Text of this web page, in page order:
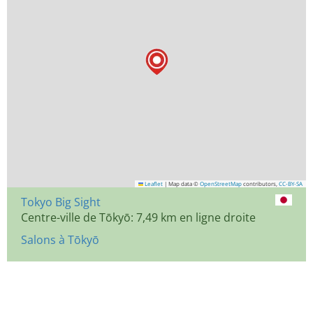
Leaflet | Map data © OpenStreetMap contributors, CC-BY-SA
Tokyo Big Sight
Centre-ville de Tōkyō: 7,49 km en ligne droite
Salons à Tōkyō